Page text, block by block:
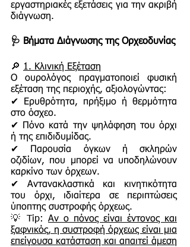
εργαστηριακές εξετάσεις για την ακριβή
διάγνωση.
🩺 Βήματα Διάγνωσης της Ορχεοδυνίας
🔎 1. Κλινική Εξέταση
Ο ουρολόγος πραγματοποιεί φυσική
εξέταση της περιοχής, αξιολογώντας:
✔ Ερυθρότητα, πρήξιμο ή θερμότητα
στο όσχεο.
✔ Πόνο κατά την ψηλάφηση του όρχι
ή της επιδιδυμίδας.
✔ Παρουσία όγκων ή σκληρών
οζιδίων, που μπορεί να υποδηλώνουν
καρκίνο των όρχεων.
✔ Αντανακλαστικά και κινητικότητα
του όρχι, ιδιαίτερα σε περιπτώσεις
ύποπτης συστροφής όρχεως.
💡 Tip: Αν ο πόνος είναι έντονος και
ξαφνικός, η συστροφή όρχεως είναι μια
επείγουσα κατάσταση και απαιτεί άμεση